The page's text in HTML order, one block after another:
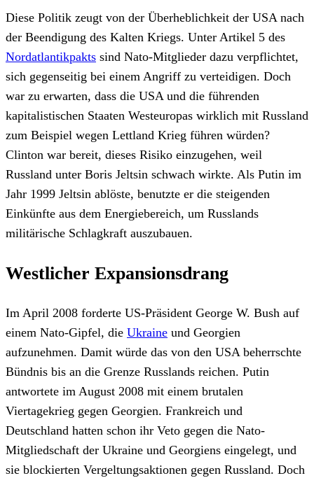
Diese Politik zeugt von der Überheblichkeit der USA nach
der Beendigung des Kalten Kriegs. Unter Artikel 5 des
Nordatlantikpakts sind Nato-Mitglieder dazu verpflichtet,
sich gegenseitig bei einem Angriff zu verteidigen. Doch
war zu erwarten, dass die USA und die führenden
kapitalistischen Staaten Westeuropas wirklich mit Russland
zum Beispiel wegen Lettland Krieg führen würden?
Clinton war bereit, dieses Risiko einzugehen, weil
Russland unter Boris Jeltsin schwach wirkte. Als Putin im
Jahr 1999 Jeltsin ablöste, benutzte er die steigenden
Einkünfte aus dem Energiebereich, um Russlands
militärische Schlagkraft auszubauen.
Westlicher Expansionsdrang
Im April 2008 forderte US-Präsident George W. Bush auf
einem Nato-Gipfel, die Ukraine und Georgien
aufzunehmen. Damit würde das von den USA beherrschte
Bündnis bis an die Grenze Russlands reichen. Putin
antwortete im August 2008 mit einem brutalen
Viertagekrieg gegen Georgien. Frankreich und
Deutschland hatten schon ihr Veto gegen die Nato-
Mitgliedschaft der Ukraine und Georgiens eingelegt, und
sie blockierten Vergeltungsaktionen gegen Russland. Doch